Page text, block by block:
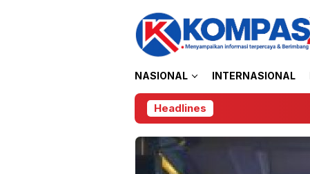
NASIONAL INTERNASIONAL
Headlines